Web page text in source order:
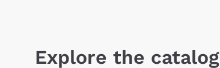
Explore the catalog